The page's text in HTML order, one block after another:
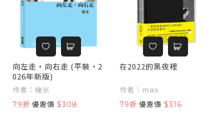
向左走・向右走 (平裝，2
026年新版)
作者：幾米
79折 優惠價 $308
在2022的黑夜裡
作者：mao
79折 優惠價 $316